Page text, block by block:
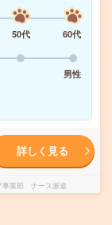
50代
60代
男性
詳しく見る
事業部 ナース派遣